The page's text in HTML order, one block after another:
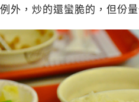
例外，炒的還蠻脆的，但份